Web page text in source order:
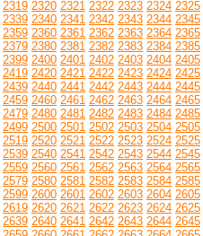
2319 2320 2321 2322 2323 2324 2325
2339 2340 2341 2342 2343 2344 2345
2359 2360 2361 2362 2363 2364 2365
2379 2380 2381 2382 2383 2384 2385
2399 2400 2401 2402 2403 2404 2405
2419 2420 2421 2422 2423 2424 2425
2439 2440 2441 2442 2443 2444 2445
2459 2460 2461 2462 2463 2464 2465
2479 2480 2481 2482 2483 2484 2485
2499 2500 2501 2502 2503 2504 2505
2519 2520 2521 2522 2523 2524 2525
2539 2540 2541 2542 2543 2544 2545
2559 2560 2561 2562 2563 2564 2565
2579 2580 2581 2582 2583 2584 2585
2599 2600 2601 2602 2603 2604 2605
2619 2620 2621 2622 2623 2624 2625
2639 2640 2641 2642 2643 2644 2645